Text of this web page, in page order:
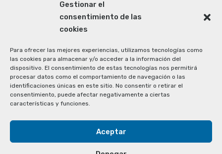
Gestionar el
consentimiento de las
cookies
Para ofrecer las mejores experiencias, utilizamos tecnologías como
las cookies para almacenar y/o acceder a la información del
dispositivo. El consentimiento de estas tecnologías nos permitirá
procesar datos como el comportamiento de navegación o las
identificaciones únicas en este sitio. No consentir o retirar el
consentimiento, puede afectar negativamente a ciertas
características y funciones.
Aceptar